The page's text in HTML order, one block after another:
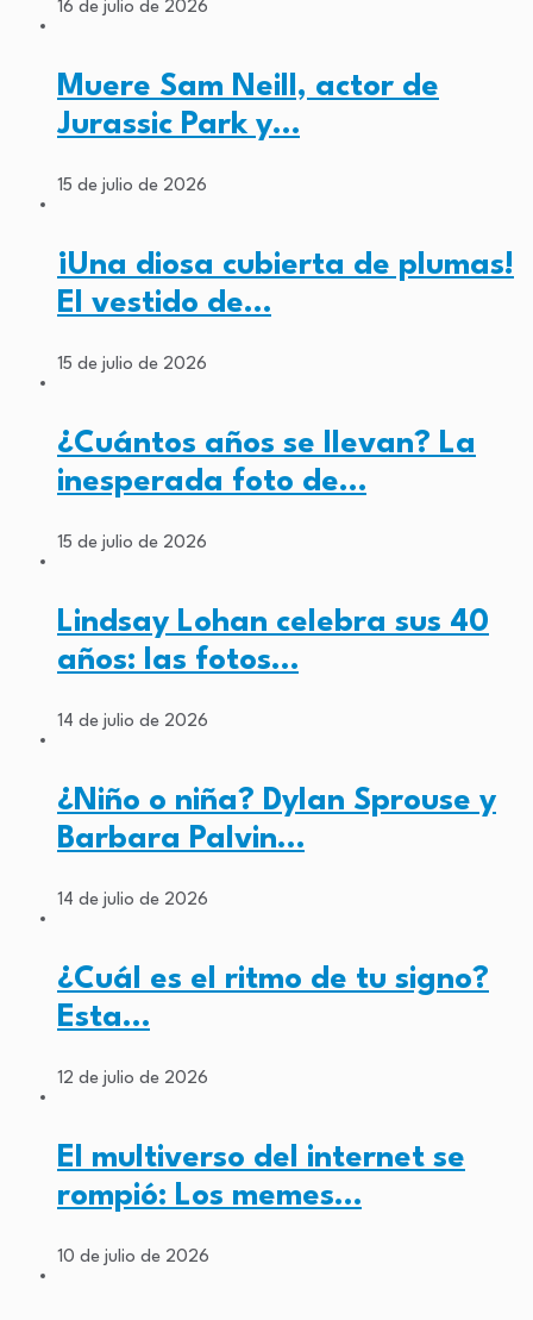
16 de julio de 2026
Muere Sam Neill, actor de
Jurassic Park y…
15 de julio de 2026
¡Una diosa cubierta de plumas!
El vestido de…
15 de julio de 2026
¿Cuántos años se llevan? La
inesperada foto de…
15 de julio de 2026
Lindsay Lohan celebra sus 40
años: las fotos…
14 de julio de 2026
¿Niño o niña? Dylan Sprouse y
Barbara Palvin…
14 de julio de 2026
¿Cuál es el ritmo de tu signo?
Esta…
12 de julio de 2026
El multiverso del internet se
rompió: Los memes…
10 de julio de 2026